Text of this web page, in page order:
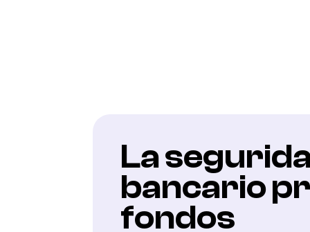
La
bancario
fondos